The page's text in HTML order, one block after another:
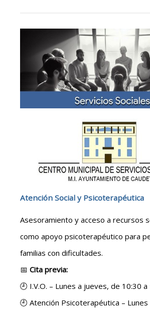
Atención Social y Psicoterapéutica
Asesoramiento y acceso a recursos
como apoyo psicoterapéutico para
familias con dificultades.
📅 Cita previa:
🕘 I.V.O. – Lunes a jueves, de 10:30 a
🕘 Atención Psicoterapéutica –